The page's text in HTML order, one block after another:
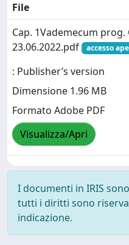
File
Cap. 1Vademecum prog.
23.06.2022.pdf
accesso
: Publisher’s version
Dimensione 1.96 MB
Formato Adobe PDF
Visualizza/Apri
I documenti in IRIS
tutti i diritti sono
indicazione.